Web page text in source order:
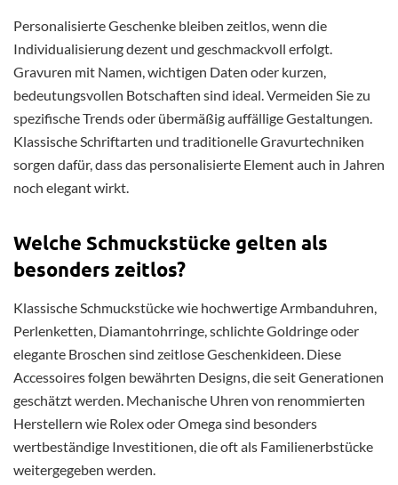
Personalisierte Geschenke bleiben zeitlos, wenn die
Individualisierung dezent und geschmackvoll erfolgt.
Gravuren mit Namen, wichtigen Daten oder kurzen,
bedeutungsvollen Botschaften sind ideal. Vermeiden Sie zu
spezifische Trends oder übermäßig auffällige Gestaltungen.
Klassische Schriftarten und traditionelle Gravurtechniken
sorgen dafür, dass das personalisierte Element auch in Jahren
noch elegant wirkt.
Welche Schmuckstücke gelten als
besonders zeitlos?
Klassische Schmuckstücke wie hochwertige Armbanduhren,
Perlenketten, Diamantohrringe, schlichte Goldringe oder
elegante Broschen sind zeitlose Geschenkideen. Diese
Accessoires folgen bewährten Designs, die seit Generationen
geschätzt werden. Mechanische Uhren von renommierten
Herstellern wie Rolex oder Omega sind besonders
wertbeständige Investitionen, die oft als Familienerbstücke
weitergegeben werden.